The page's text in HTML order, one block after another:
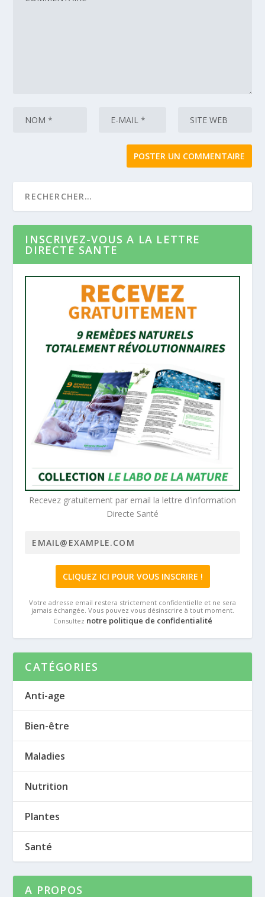
INSCRIVEZ-VOUS A LA LETTRE
DIRECTE SANTE
Recevez gratuitement par email la lettre d'information
Directe Santé
Votre adresse email restera strictement confidentielle et ne sera
jamais échangée. Vous pouvez vous désinscrire à tout moment.
Consultez notre politique de confidentialité
CATÉGORIES
Anti-age
Bien-être
Maladies
Nutrition
Plantes
Santé
A PROPOS